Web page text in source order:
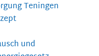
Teningen
und